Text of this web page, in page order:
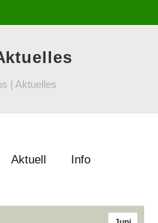
sich hier:
| Aktuelles
Aktuell Info